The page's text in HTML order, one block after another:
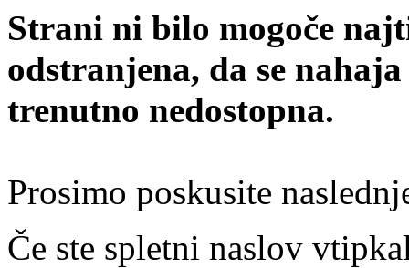
Strani ni bilo mogoče
odstranjena, da se
trenutno nedostopna.
Prosimo poskusite
Če ste spletni naslov